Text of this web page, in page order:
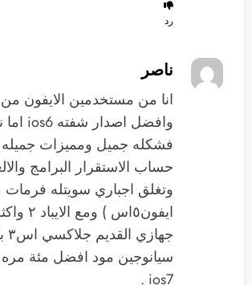
رد
ناصر
انا من مستخدمين الايفون
فشكله جميل ومميزات
حساب الاستقرار البرامج
وتغلق اجباري سويتله فرمات
سيانوجين مود افضل مئة مره
ios7 .